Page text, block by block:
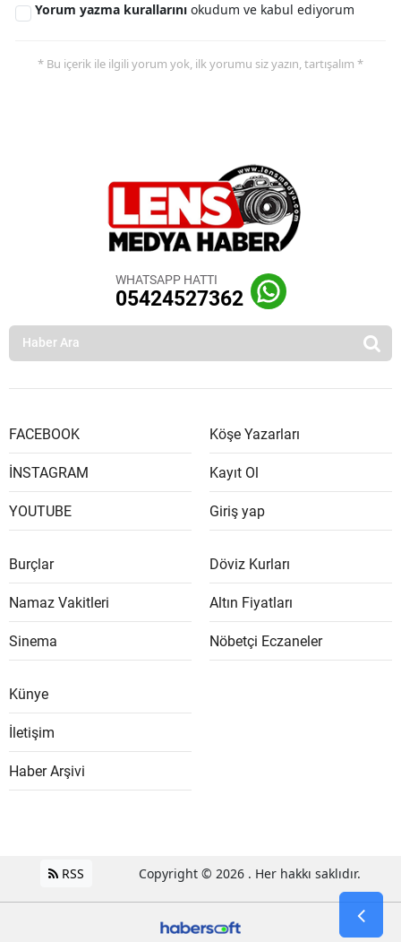
Yorum yazma kurallarını okudum ve kabul ediyorum
* Bu içerik ile ilgili yorum yok, ilk yorumu siz yazın, tartışalım *
WHATSAPP HATTI
05424527362
FACEBOOK
İNSTAGRAM
YOUTUBE
Köşe Yazarları
Kayıt Ol
Giriş yap
Burçlar
Namaz Vakitleri
Sinema
Döviz Kurları
Altın Fiyatları
Nöbetçi Eczaneler
Künye
İletişim
Haber Arşivi
RSS Copyright © 2026 . Her hakkı saklıdır.